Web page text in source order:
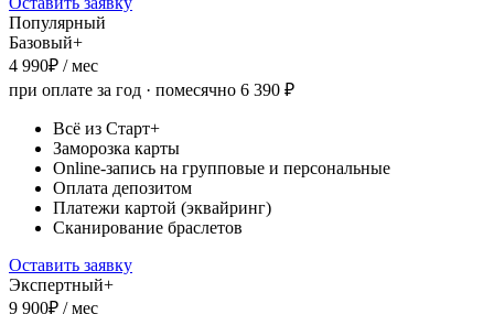
Популярный
Базовый+
4 990₽ / мес
при оплате за год · помесячно 6 390 ₽
Всё из Старт+
Заморозка карты
Online-запись на групповые и персональные
Оплата депозитом
Платежи картой (эквайринг)
Сканирование браслетов
Оставить заявку
Экспертный+
9 900₽ / мес